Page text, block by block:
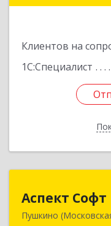
Клиентов на
1С:Специалист
Аспект Софт
Пушкино141205,